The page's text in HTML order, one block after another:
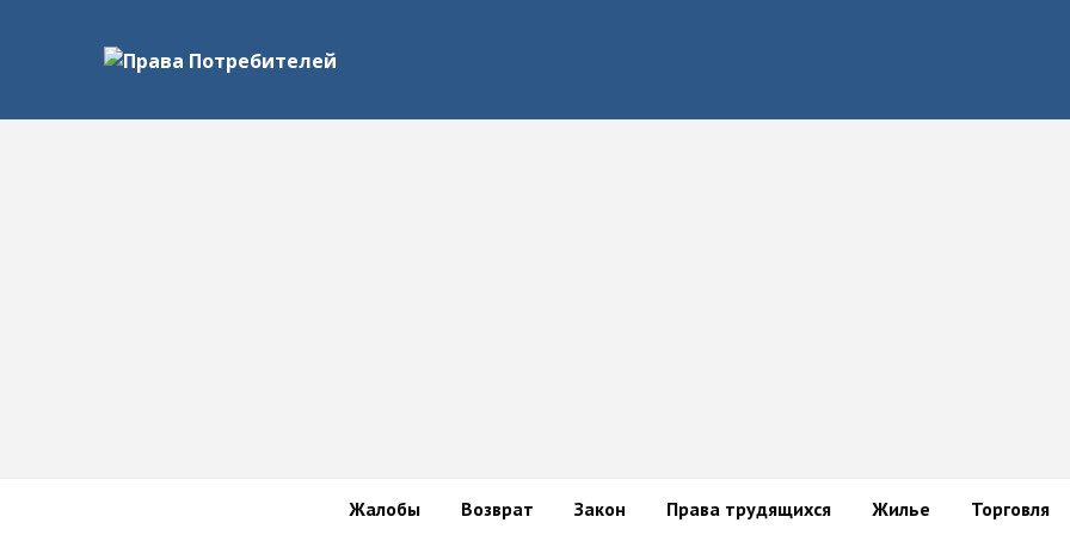
Жалобы Возврат Закон Права трудящихся Жилье Торговля